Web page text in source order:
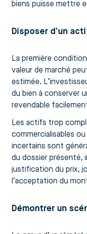
biens puisse mettre
Disposer d’un
La première
valeur de marché
estimée.
du bien à conserver
revendable
Les actifs trop
commercialisables
incertains sont
du dossier présenté,
justification du prix,
l’acceptation du
Démontrer un